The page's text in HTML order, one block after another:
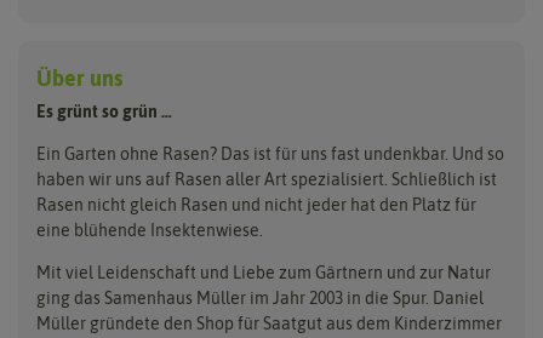
Tierrasen
Landschaftsrasen
Rasendünger
Erde
Unkrautbeseitigung
Greenfield
Grüne Oase
Hauert Manna
Kiepenkerl
Samen maier
Über uns
Es grünt so grün …
Ein Garten ohne Rasen? Das ist für uns fast undenkbar. Und so
haben wir uns auf Rasen aller Art spezialisiert. Schließlich ist
Rasen nicht gleich Rasen und nicht jeder hat den Platz für
eine blühende Insektenwiese.
Mit viel Leidenschaft und Liebe zum Gärtnern und zur Natur
ging das Samenhaus Müller im Jahr 2003 in die Spur. Daniel
Müller gründete den Shop für Saatgut aus dem Kinderzimmer